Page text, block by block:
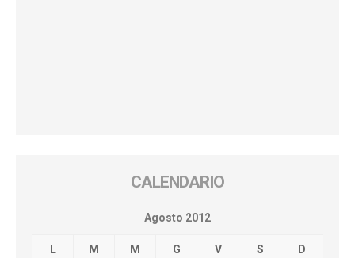
CALENDARIO
Agosto 2012
L M M G V S D